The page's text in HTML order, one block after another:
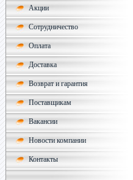
Акции
Сотрудничество
Оплата
Доставка
Возврат и гарантия
Поставщикам
Вакансии
Новости компании
Контакты